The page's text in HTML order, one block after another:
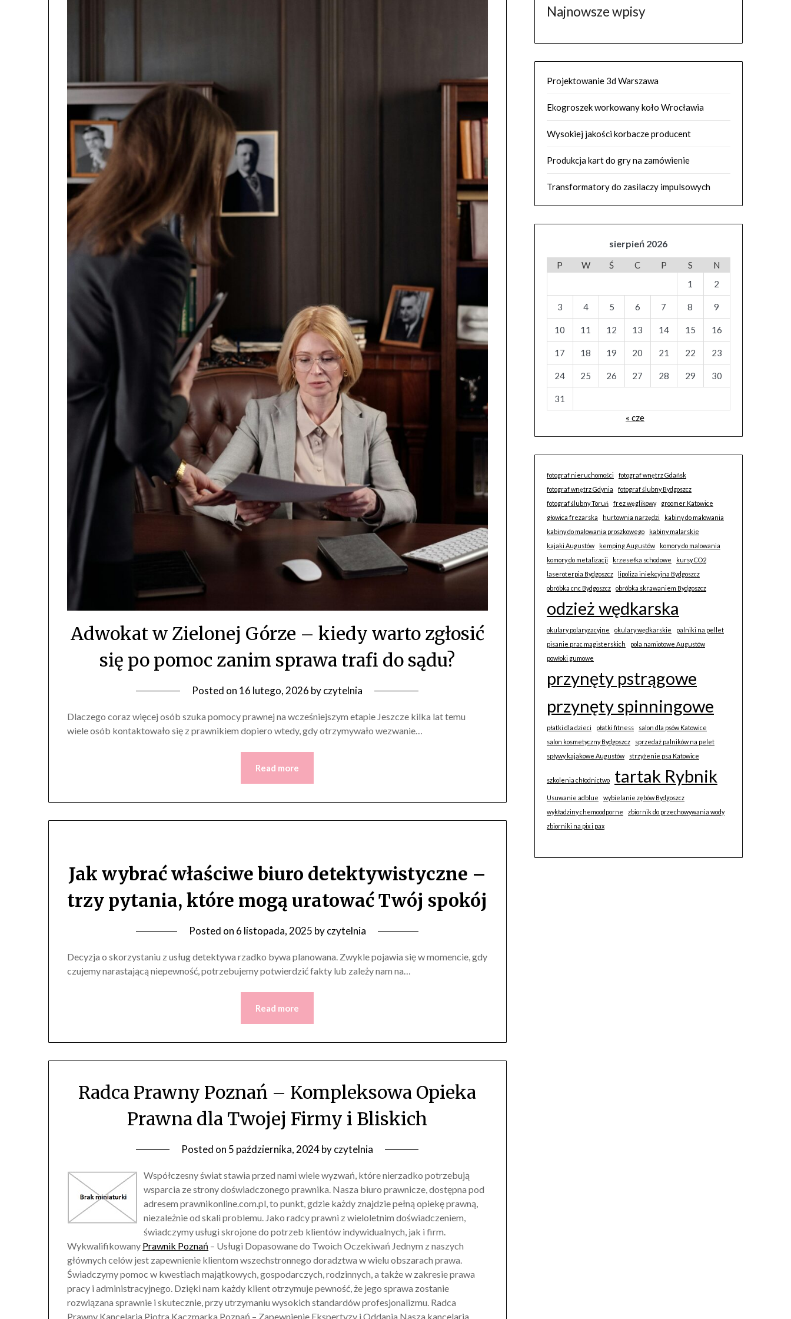
Adwokat w Zielonej Górze – kiedy warto zgłosić
się po pomoc zanim sprawa trafi do sądu?
Posted on 16 lutego, 2026 byczytelnia
Dlaczego coraz więcej osób szuka pomocy prawnej na wcześniejszym etapie Jeszcze kilka lat temu
wiele osób kontaktowało się z prawnikiem dopiero wtedy, gdy otrzymywało wezwanie…
Read more
Jak wybrać właściwe biuro detektywistyczne –
trzy pytania, które mogą uratować Twój spokój
Posted on 6 listopada, 2025 byczytelnia
Decyzja o skorzystaniu z usług detektywa rzadko bywa planowana. Zwykle pojawia się w momencie, gdy
czujemy narastającą niepewność, potrzebujemy potwierdzić fakty lub zależy nam na…
Read more
Radca Prawny Poznań – Kompleksowa Opieka
Prawna dla Twojej Firmy i Bliskich
Posted on 5 października, 2024byczytelnia
Współczesny świat stawia przed nami wiele wyzwań, które nierzadko potrzebują
wsparcia ze strony doświadczonego prawnika. Nasza biuro prawnicze, dostępna pod
adresem prawnikonline.com.pl, to punkt, gdzie każdy znajdzie pełną opiekę prawną,
niezależnie od skali problemu. Jako radcy prawni z wieloletnim doświadczeniem,
świadczymy usługi skrojone do potrzeb klientów indywidualnych, jak i firm.
Wykwalifikowany Prawnik Poznań – Usługi Dopasowane do Twoich Oczekiwań Jednym z naszych
głównych celów jest zapewnienie klientom wszechstronnego doradztwa w wielu obszarach prawa.
Świadczymy pomoc w kwestiach majątkowych, gospodarczych, rodzinnych, a także w zakresie prawa
pracy i administracyjnego. Dzięki nam każdy klient otrzymuje pewność, że jego sprawa zostanie
rozwiązana sprawnie i skutecznie, przy utrzymaniu wysokich standardów profesjonalizmu. Radca
Prawny Kancelaria Piotra Kaczmarka Poznań – Zapewnienie Ekspertyzy i Oddania Nasza kancelaria
Najnowsze wpisy
Projektowanie 3d Warszawa
Ekogroszek workowany koło Wrocławia
Wysokiej jakości korbacze producent
Produkcja kart do gry na zamówienie
Transformatory do zasilaczy impulsowych
sierpień 2026
P W Ś C P S
N
1
2
3 4 5 6 7 8 9
10 11 12 13 14 15 16
17 18 19 20 21 22 23
24 25 26 27 28 29 30
31
« cze
fotograf nieruchomości
fotograf wnętrz Gdańsk
fotograf wnętrz Gdynia
fotograf ślubny Bydgoszcz
fotograf ślubny Toruń
frez węglikowy
groomer Katowice
głowica frezarska
hurtownia narzędzi
kabiny do malowania
kabiny do malowania proszkowego
kabiny malarskie
kajaki Augustów
kemping Augustów
komory do malowania
komory do metalizacji
krzesełka schodowe
kursy CO2
laseroterpia Bydgoszcz
lipoliza iniekcyjna Bydgoszcz
obróbka cnc Bydgoszcz
obróbka skrawaniem Bydgoszcz
odzież wędkarska
okulary polaryzacyjne okulary wędkarskie
palniki na pellet
pisanie prac magisterskich
pola namiotowe Augustów
powłoki gumowe
przynęty pstrągowe
przynęty spinningowe
płatki dla dzieci płatki fitness
salon dla psów Katowice
salon kosmetyczny Bydgoszcz
sprzedaż palników na pelet
spływy kajakowe Augustów
strzyżenie psa Katowice
szkolenia chłodnictwo tartak Rybnik
Usuwanie adblue
wybielanie zębów Bydgoszcz
wykładziny chemoodporne
zbiornik do przechowywania wody
zbiorniki na pix i pax